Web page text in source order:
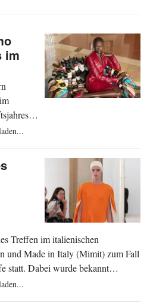
im
April
Treffen im italienischen
und Made in Italy (Mimit) zum Fall
statt. Dabei wurde bekannt
die derzeitige Eigentümerin der